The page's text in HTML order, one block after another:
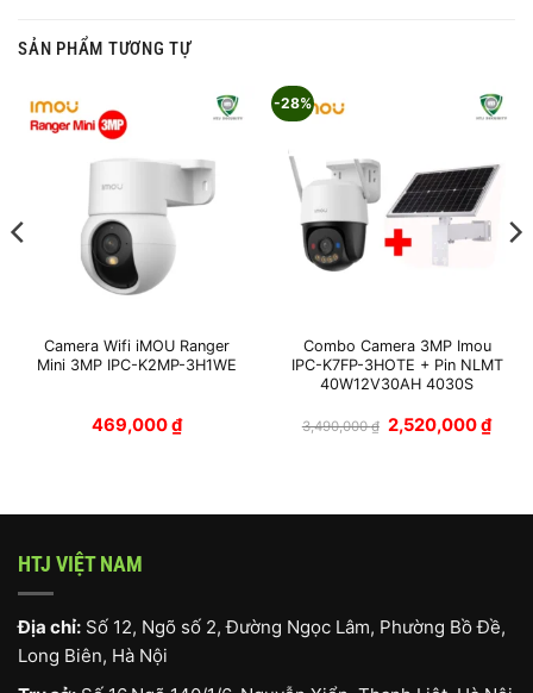
SẢN PHẨM TƯƠNG TỰ
Camera Wifi iMOU Ranger
Mini 3MP IPC-K2MP-3H1WE
469,000₫
-28%
Combo Camera 3MP Imou
IPC-K7FP-3HOTE + Pin NLMT
40W12V30AH 4030S
3,490,000₫ Giá
gốc
2,520,000₫Giá
hiện
HTJ VIỆT NAM
Địa chỉ: Số 12, Ngõ số 2, Đường Ngọc Lâm, Phường Bồ Đề,
Long Biên, Hà Nội